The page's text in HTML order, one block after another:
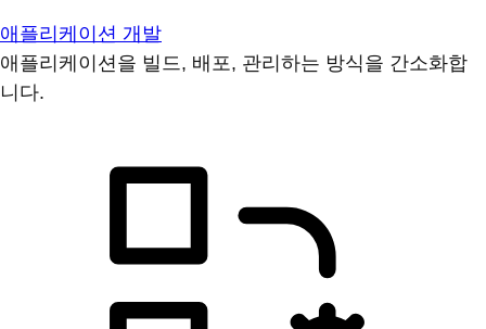
애플리케이션 개발
애플리케이션을 빌드, 배포, 관리하는 방식을 간소화합
니다.